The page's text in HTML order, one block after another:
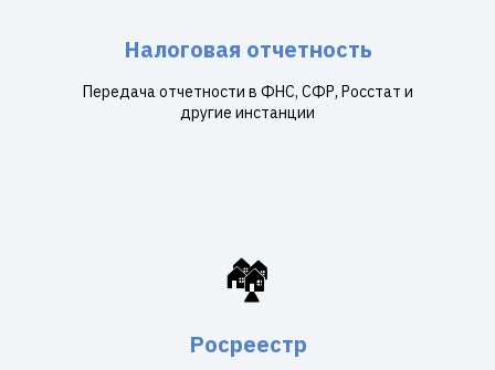
Налоговая отчетность
Передача отчетности в ФНС, СФР, Росстат и
другие инстанции
🏘️
Росреестр